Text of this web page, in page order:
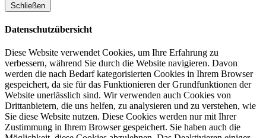
Schließen
Datenschutzübersicht
Diese Website verwendet Cookies, um Ihre Erfahrung zu
verbessern, während Sie durch die Website navigieren. Davon
werden die nach Bedarf kategorisierten Cookies in Ihrem Browser
gespeichert, da sie für das Funktionieren der Grundfunktionen der
Website unerlässlich sind. Wir verwenden auch Cookies von
Drittanbietern, die uns helfen, zu analysieren und zu verstehen, wie
Sie diese Website nutzen. Diese Cookies werden nur mit Ihrer
Zustimmung in Ihrem Browser gespeichert. Sie haben auch die